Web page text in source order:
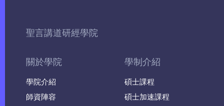
聖言講道研經學院
關於學院
學院介紹
師資陣容
學制介紹
碩士課程
碩士加速課程